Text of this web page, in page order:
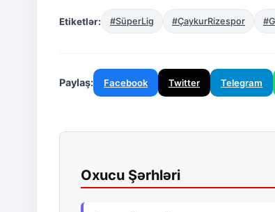
Etiketlər: #SüperLig #ÇaykurRizespor
Paylaş: Facebook Twitter Telegram
Oxucu Şərhləri